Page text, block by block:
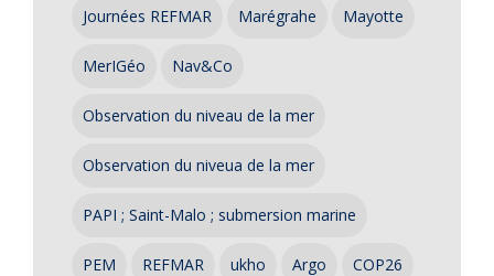
Journées REFMAR Marégrahe Mayotte
MerIGéo Nav&Co
Observation du niveau de la mer
Observation du niveua de la mer
PAPI ; Saint-Malo ; submersion marine
PEM REFMAR ukho Argo COP26